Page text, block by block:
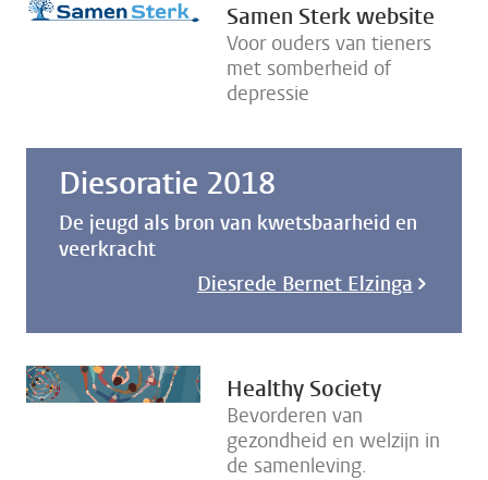
Samen Sterk website
Voor ouders van tieners
met somberheid of
depressie
Diesoratie 2018
De jeugd als bron van kwetsbaarheid en
veerkracht
Diesrede Bernet Elzinga
Healthy Society
Bevorderen van
gezondheid en welzijn in
de samenleving.